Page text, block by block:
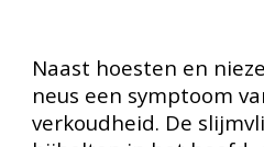
Naast hoesten en
neus een symptoom
verkoudheid. De